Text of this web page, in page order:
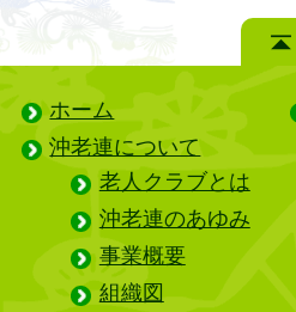
ホーム
沖老連について
老人クラブとは
沖老連のあゆみ
事業概要
組織図